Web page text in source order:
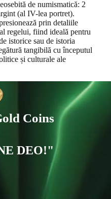
de numismatică: 2
(al IV-lea portret).
prin detaliile
regelui, fiind ideală pentru
istorice sau de istoria
tangibilă cu începutul
și culturale ale
Coins
DEO!"